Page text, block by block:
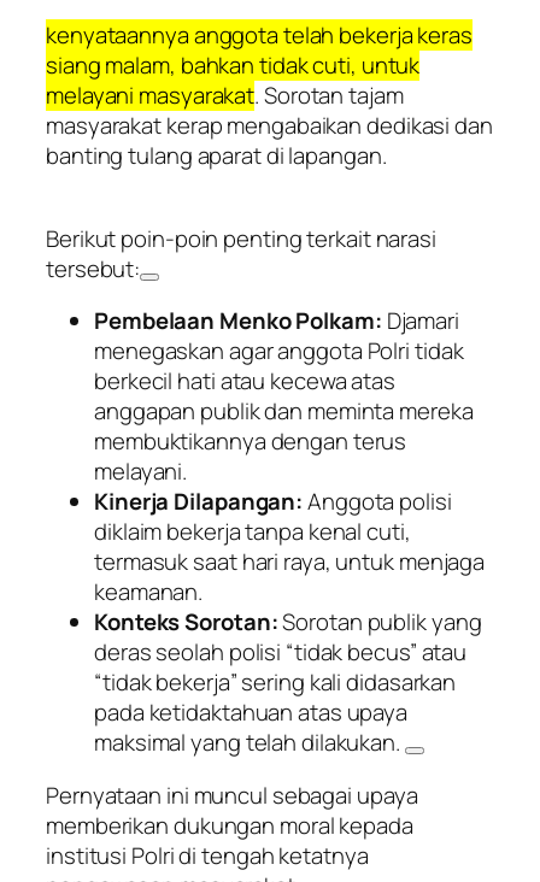
kenyataannya anggota telah bekerja keras
siang malam, bahkan tidak cuti, untuk
melayani masyarakat. Sorotan tajam
masyarakat kerap mengabaikan dedikasi dan
banting tulang aparat di lapangan.
Berikut poin-poin penting terkait narasi
tersebut:
Pembelaan Menko Polkam: Djamari
menegaskan agar anggota Polri tidak
berkecil hati atau kecewa atas
anggapan publik dan meminta mereka
membuktikannya dengan terus
melayani.
Kinerja Dilapangan:Anggota polisi
diklaim bekerja tanpa kenal cuti,
termasuk saat hari raya, untuk menjaga
keamanan.
Konteks Sorotan:Sorotan publik yang
deras seolah polisi “tidak becus” atau
“tidak bekerja” sering kali didasarkan
pada ketidaktahuan atas upaya
maksimal yang telah dilakukan.
Pernyataan ini muncul sebagai upaya
memberikan dukungan moral kepada
institusi Polri di tengah ketatnya